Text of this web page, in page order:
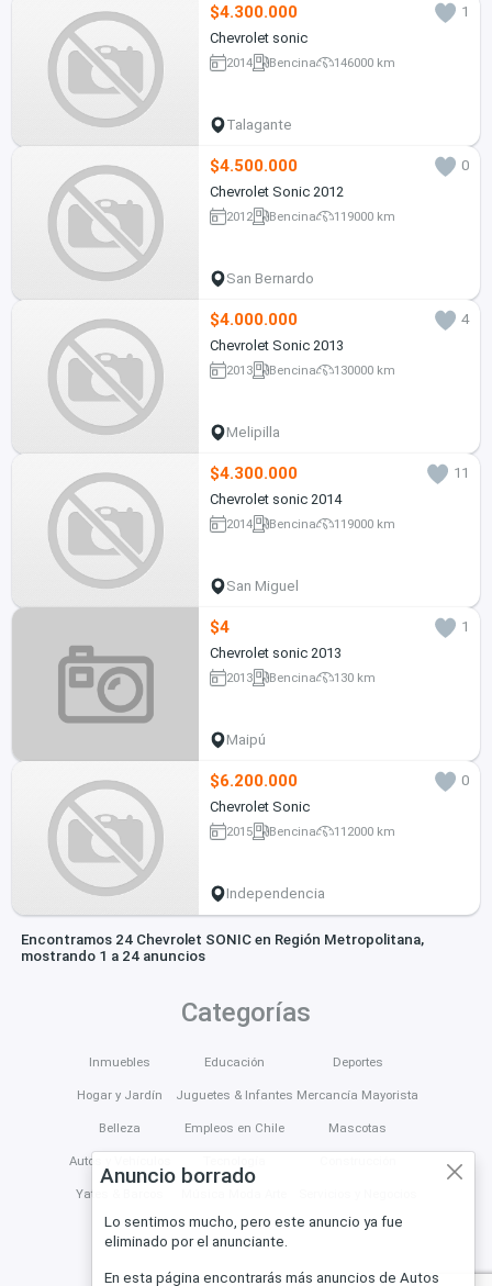
$4.300.000
1
Chevrolet sonic
2014 Bencina 146000 km
Talagante
$4.500.000
0
Chevrolet Sonic 2012
2012 Bencina 119000 km
San Bernardo
$4.000.000
4
Chevrolet Sonic 2013
2013 Bencina 130000 km
Melipilla
$4.300.000
11
Chevrolet sonic 2014
2014 Bencina 119000 km
San Miguel
$4
1
Chevrolet sonic 2013
2013 Bencina 130 km
Maipú
$6.200.000
0
Chevrolet Sonic
2015 Bencina 112000 km
Independencia
Encontramos 24 Chevrolet SONIC en Región Metropolitana,
mostrando 1 a 24 anuncios
Anuncio borrado
Lo sentimos mucho, pero este anuncio ya fue
eliminado por el anunciante.
En esta página encontrarás más anuncios de Autos
Categorías
Inmuebles
Hogar y Jardín
Belleza
Autos y Vehículos
Yates & Barcos
Educación
Juguetes & Infantes
Empleos en Chile
Deportes
Mercancía Mayorista
Mascotas